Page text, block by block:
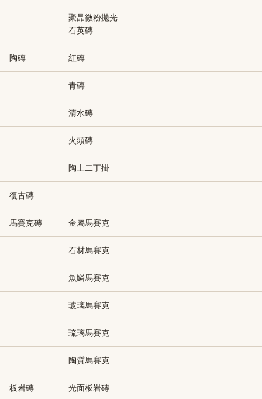
聚晶微粉拋光
石英磚
陶磚 紅磚
青磚
清水磚
火頭磚
陶土二丁掛
復古磚
馬賽克磚 金屬馬賽克
石材馬賽克
魚鱗馬賽克
玻璃馬賽克
琉璃馬賽克
陶質馬賽克
板岩磚 光面板岩磚